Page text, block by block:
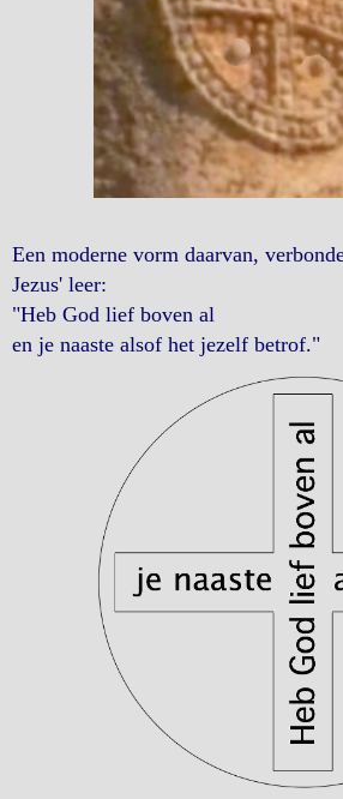
Een moderne vorm daarvan,
Jezus' leer:
"Heb God lief boven al
en je naaste alsof het jezelf betrof."